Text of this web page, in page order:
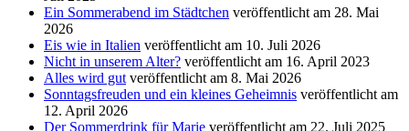
Ein Sommerabend im Städtchen veröffentlicht am 28. Mai
2026
Eis wie in Italien veröffentlicht am 10. Juli 2026
Nicht in unserem Alter? veröffentlicht am 16. April 2023
Alles wird gut veröffentlicht am 8. Mai 2026
Sonntagsfreuden und ein kleines Geheimnis veröffentlicht am
12. April 2026
Der Sommerdrink für Marie veröffentlicht am 22. Juli 2025